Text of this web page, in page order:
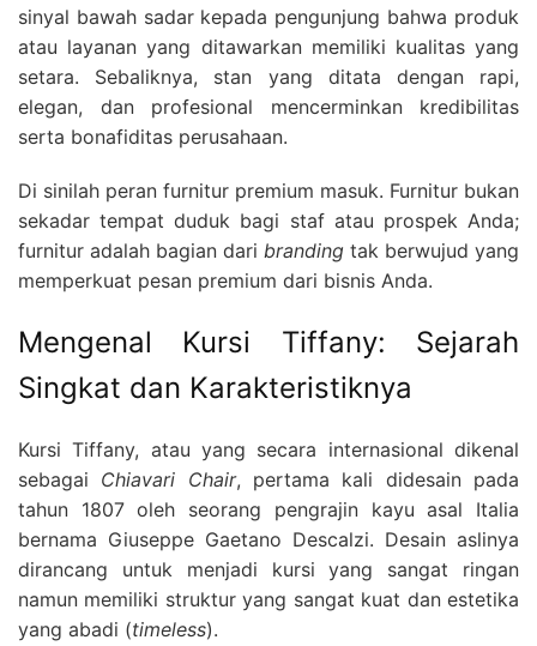
sinyal bawah sadar kepada pengunjung bahwa produk
atau layanan yang ditawarkan memiliki kualitas yang
setara. Sebaliknya, stan yang ditata dengan rapi,
elegan, dan profesional mencerminkan kredibilitas
serta bonafiditas perusahaan.
Di sinilah peran furnitur premium masuk. Furnitur bukan
sekadar tempat duduk bagi staf atau prospek Anda;
furnitur adalah bagian dari branding tak berwujud yang
memperkuat pesan premium dari bisnis Anda.
Mengenal Kursi Tiffany: Sejarah
Singkat dan Karakteristiknya
Kursi Tiffany, atau yang secara internasional dikenal
sebagai Chiavari Chair, pertama kali didesain pada
tahun 1807 oleh seorang pengrajin kayu asal Italia
bernama Giuseppe Gaetano Descalzi. Desain aslinya
dirancang untuk menjadi kursi yang sangat ringan
namun memiliki struktur yang sangat kuat dan estetika
yang abadi (timeless).